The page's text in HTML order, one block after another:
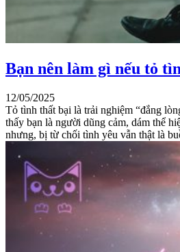
Bạn nên làm gì nếu tỏ
12/05/2025
Tỏ tình thất bại là trải nghiệm “đắng
thấy bạn là người dũng cảm, dám thể
nhưng, bị từ chối tình yêu vẫn thật là